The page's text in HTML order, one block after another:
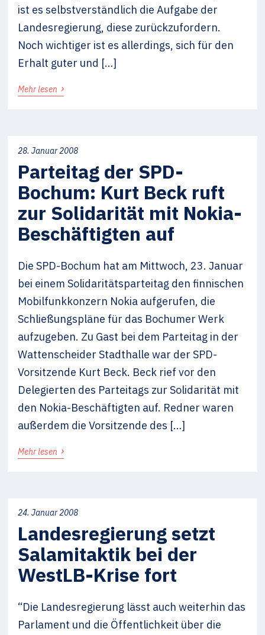
ist es selbstverständlich die Aufgabe der
Landesregierung, diese zurückzufordern.
Noch wichtiger ist es allerdings, sich für den
Erhalt guter und […]
Mehr lesen ›
28. Januar 2008
Parteitag der SPD-
Bochum: Kurt Beck ruft
zur Solidarität mit Nokia-
Beschäftigten auf
Die SPD-Bochum hat am Mittwoch, 23. Januar
bei einem Solidaritätsparteitag den finnischen
Mobilfunkkonzern Nokia aufgerufen, die
Schließungspläne für das Bochumer Werk
aufzugeben. Zu Gast bei dem Parteitag in der
Wattenscheider Stadthalle war der SPD-
Vorsitzende Kurt Beck. Beck rief vor den
Delegierten des Parteitags zur Solidarität mit
den Nokia-Beschäftigten auf. Redner waren
außerdem die Vorsitzende des […]
Mehr lesen ›
24. Januar 2008
Landesregierung setzt
Salamitaktik bei der
WestLB-Krise fort
“Die Landesregierung lässt auch weiterhin das
Parlament und die Öffentlichkeit über die